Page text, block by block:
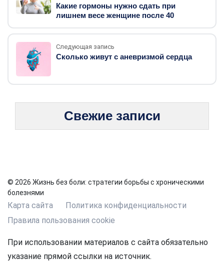
Какие гормоны нужно сдать при
лишнем весе женщине после 40
Следующая запись
Сколько живут с аневризмой сердца
Свежие записи
© 2026 Жизнь без боли: стратегии борьбы с хроническими
болезнями
Карта сайта
Политика конфиденциальности
Правила пользования cookie
При использовании материалов с сайта обязательно
указание прямой ссылки на источник.